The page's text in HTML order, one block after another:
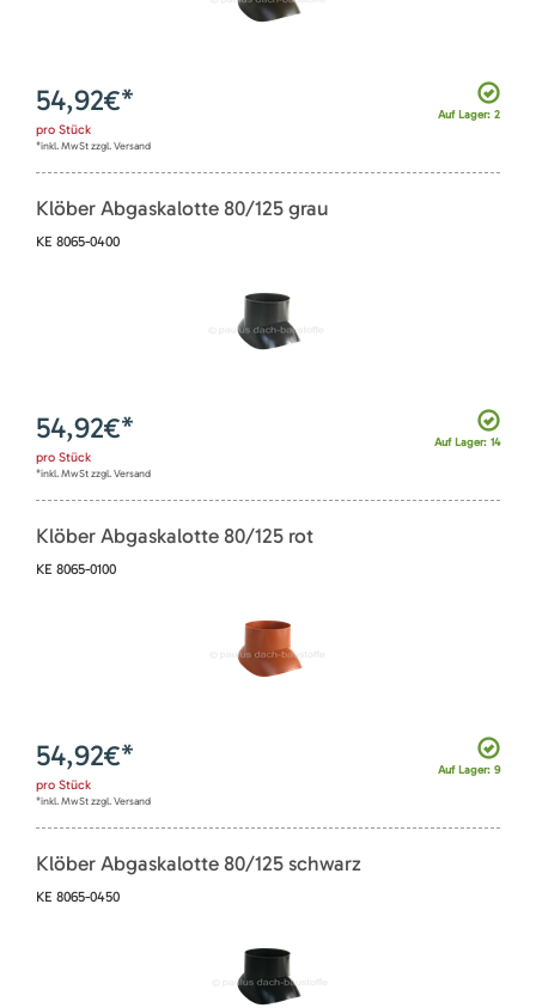
Auf Lager: 2
54,92€*
pro Stück
*inkl. MwSt zzgl. Versand
Klöber Abgaskalotte 80/125 grau
KE 8065-0400
Auf Lager: 14
54,92€*
pro Stück
*inkl. MwSt zzgl. Versand
Klöber Abgaskalotte 80/125 rot
KE 8065-0100
Auf Lager: 9
54,92€*
pro Stück
*inkl. MwSt zzgl. Versand
Klöber Abgaskalotte 80/125 schwarz
KE 8065-0450